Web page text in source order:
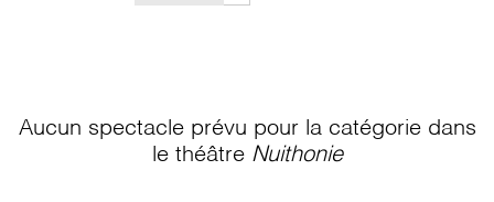
Aucun spectacle prévu pour la catégorie dans
le théâtre Nuithonie